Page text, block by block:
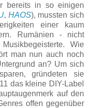
bereits in so einigen
, HAOS), mussten sich
einer kaum
Rumänien - nicht
Wie
man nun auch noch
an? Um sich
gründeten sie
das kleine DIY-Label
auf den
offen gegenüber